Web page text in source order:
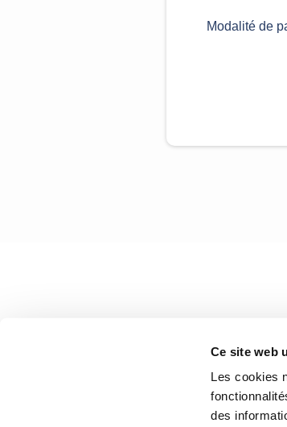
Ce site web
Les cookies
des
Modalité de